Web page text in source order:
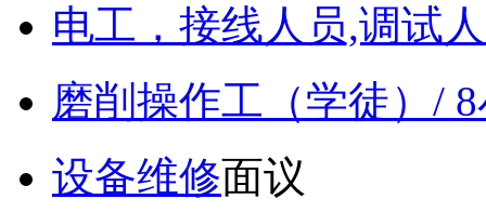
电工，接线人员,调试
磨削操作工（学徒）/
设备维修面议